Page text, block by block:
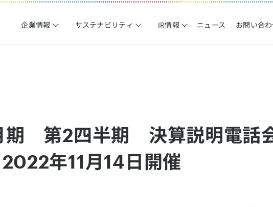
企業情報 サステナビリティ IR情報 ニュース お問い合わ
期 第2四半期 決算説明電話
年11月14日開催